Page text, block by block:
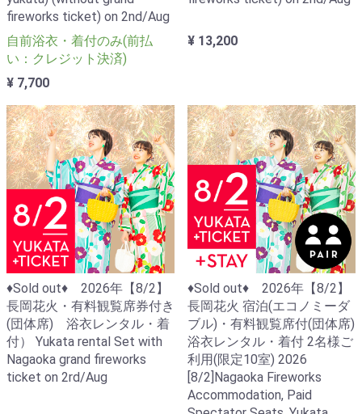
fireworks ticket) on 2nd/Aug
自前浴衣・着付のみ(前払
い：クレジット決済)
¥ 7,700
¥ 13,200
♦Sold out♦ 2026年【8/2】
長岡花火・有料観覧席券付き
(団体席) 浴衣レンタル・着
付） Yukata rental Set with
Nagaoka grand fireworks
ticket on 2rd/Aug
♦Sold out♦ 2026年【8/2】
長岡花火 宿泊(エコノミーダ
ブル)・有料観覧席付(団体席)
浴衣レンタル・着付 2名様ご
利用(限定10室) 2026
[8/2]Nagaoka Fireworks
Accommodation, Paid